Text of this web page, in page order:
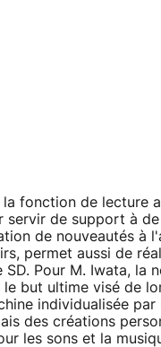
fonction de lecture
de support à
de nouveautés à
permet aussi de
Pour M. Iwata, la
but ultime visé de
individualisée
des créations
les sons et la